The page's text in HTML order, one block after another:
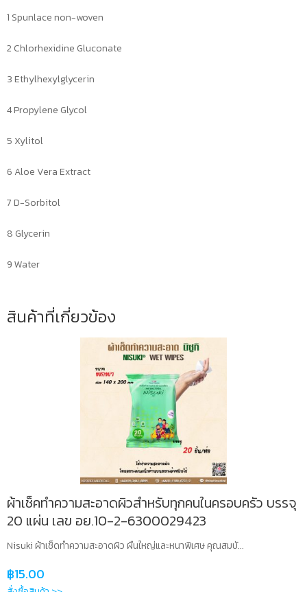
1 Spunlace non-woven
2 Chlorhexidine Gluconate
3 Ethylhexylglycerin
4 Propylene Glycol
5 Xylitol
6 Aloe Vera Extract
7 D-Sorbitol
8 Glycerin
9 Water
สินค้าที่เกี่ยวข้อง
ผ้าเช็คทำความสะอาดผิวสำหรับทุกคนในครอบครัว บรรจุ
20 แผ่น เลข อย.10-2-6300029423
Nisuki ผ้าเช็ดทำความสะอาดผิว ผืนใหญ่และหนาพิเศษ คุณสมบั...
฿15.00